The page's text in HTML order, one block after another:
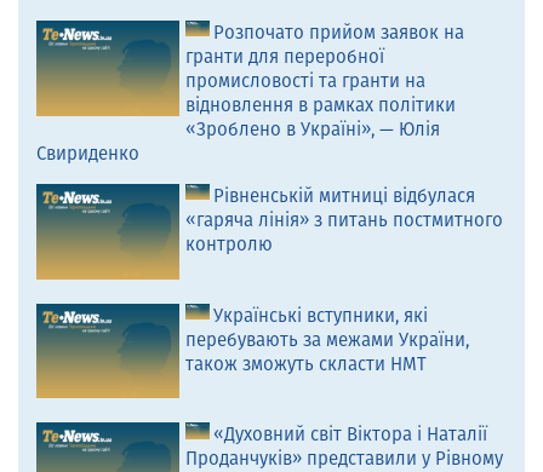
Розпочато прийом заявок на
гранти для переробної
промисловості та гранти на
відновлення в рамках політики
«Зроблено в Україні», — Юлія
Свириденко
Рівненській митниці відбулася
«гаряча лінія» з питань постмитного
контролю
Українські вступники, які
перебувають за межами України,
також зможуть скласти НМТ
«Духовний світ Віктора і Наталії
Проданчуків» представили у Рівному